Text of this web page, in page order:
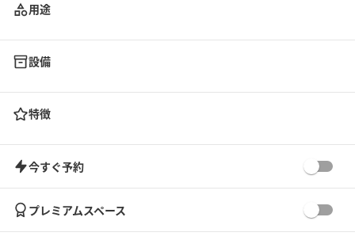
用途
設備
特徴
今すぐ予約
プレミアムスペース